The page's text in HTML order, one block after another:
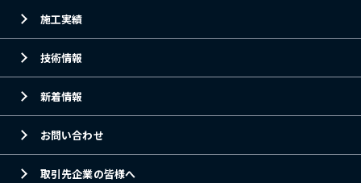
施工実績
技術情報
新着情報
お問い合わせ
取引先企業の皆様へ